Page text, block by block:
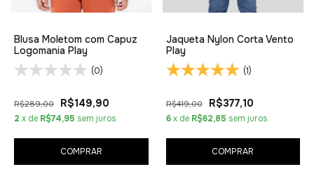
Blusa Moletom com Capuz
Logomania Play
(0)
R$289,00 R$149,90
2 x de R$74,95 sem juros
COMPRAR
Jaqueta Nylon Corta Vento
Play
(1)
R$419,00 R$377,10
6 x de R$62,85 sem juros
COMPRAR